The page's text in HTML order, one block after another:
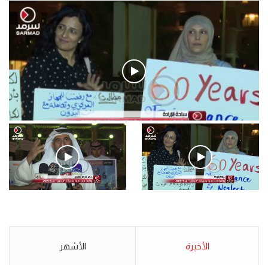
فيديو
.وقفة احتجاجية رمزية لـ”#البدون” في ساحة الإرادة 4-5-2019.
الأحد 5 مايو 2019
5-2019.
نبيع مخدرات يعني ولا خمر؟!.
الأخيرة الأشهر